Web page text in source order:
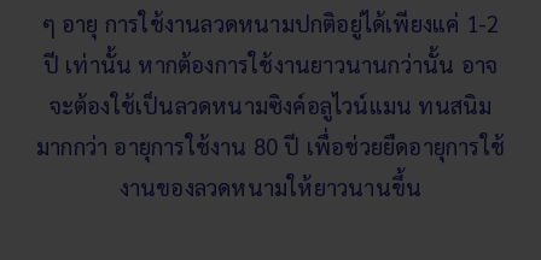
ๆ อายุ การใช้งานลวดหนามปกติอยู่ได้เพียงแค่ 1-2
ปี เท่านั้น หากต้องการใช้งานยาวนานกว่านั้น อาจ
จะต้องใช้เป็นลวดหนามซิงค์อลูไวน์แมน ทนสนิม
มากกว่า อายุการใช้งาน 80 ปี เพื่อช่วยยืดอายุการใช้
งานของลวดหนามให้ยาวนานขึ้น